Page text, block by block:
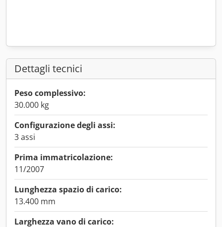
Dettagli tecnici
Peso complessivo:
30.000 kg
Configurazione degli assi:
3 assi
Prima immatricolazione:
11/2007
Lunghezza spazio di carico:
13.400 mm
Larghezza vano di carico: